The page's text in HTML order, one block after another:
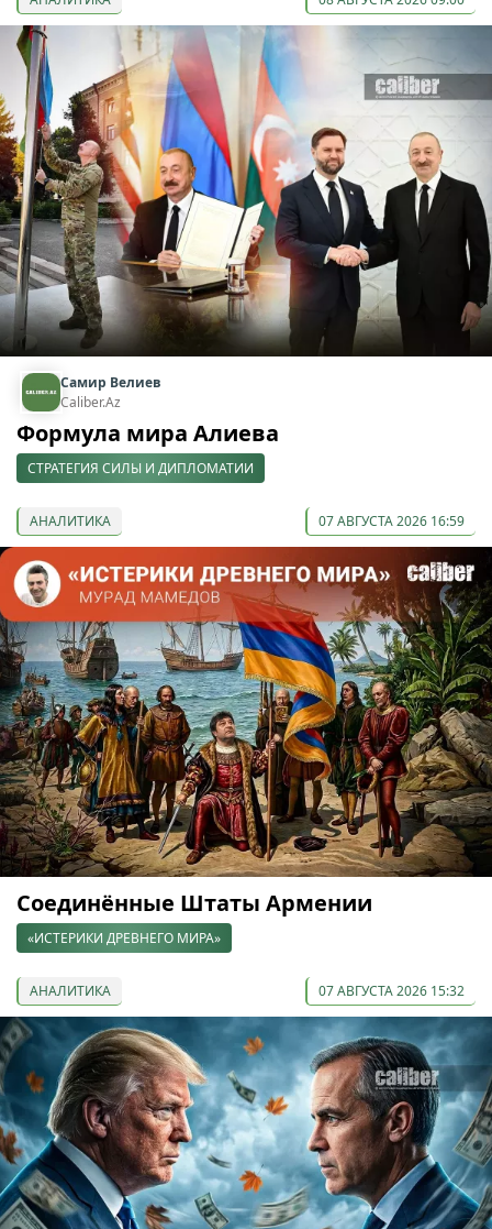
Самир Велиев
Caliber.Az
Формула мира Алиева
СТРАТЕГИЯ СИЛЫ И ДИПЛОМАТИИ
АНАЛИТИКА 07 АВГУСТА 2026 16:59
Соединённые Штаты Армении
«ИСТЕРИКИ ДРЕВНЕГО МИРА»
АНАЛИТИКА 07 АВГУСТА 2026 15:32